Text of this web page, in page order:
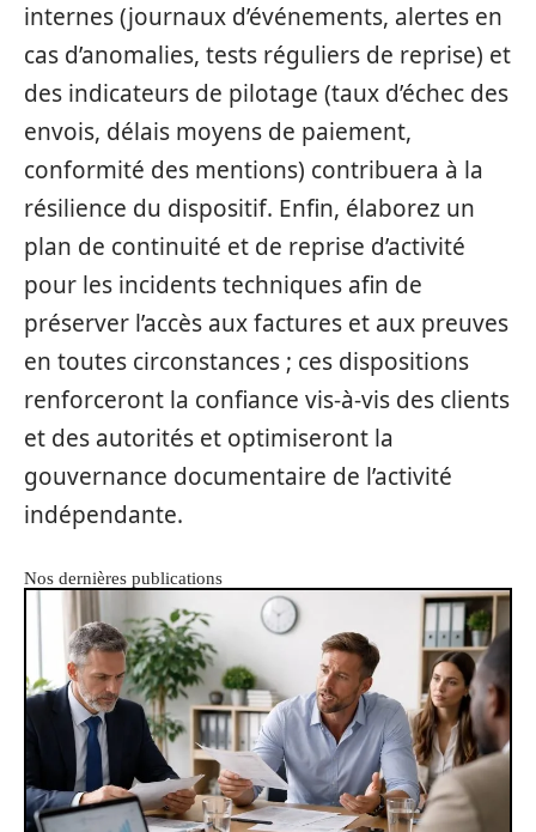
internes (journaux d’événements, alertes en
cas d’anomalies, tests réguliers de reprise) et
des indicateurs de pilotage (taux d’échec des
envois, délais moyens de paiement,
conformité des mentions) contribuera à la
résilience du dispositif. Enfin, élaborez un
plan de continuité et de reprise d’activité
pour les incidents techniques afin de
préserver l’accès aux factures et aux preuves
en toutes circonstances ; ces dispositions
renforceront la confiance vis‑à‑vis des clients
et des autorités et optimiseront la
gouvernance documentaire de l’activité
indépendante.
Nos dernières publications